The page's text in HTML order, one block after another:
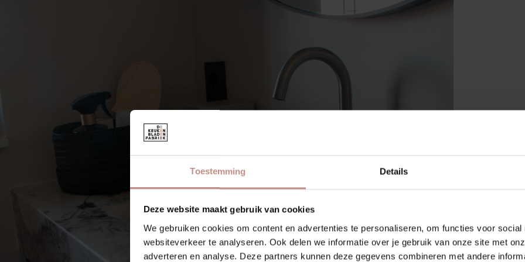
Toestemming Details
Deze website maakt gebruik van cookies
We gebruiken cookies om content en advertenties te personaliseren, om functies voor social
websiteverkeer te analyseren. Ook delen we informatie over je gebruik van onze site met
adverteren en analyse. Deze partners kunnen deze gegevens combineren met andere
is
Hoge
Goed